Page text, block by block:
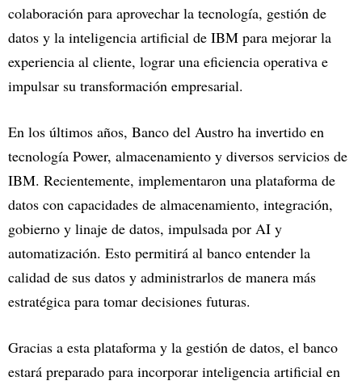
colaboración para aprovechar la tecnología, gestión de
datos y la inteligencia artificial de IBM para mejorar la
experiencia al cliente, lograr una eficiencia operativa e
impulsar su transformación empresarial.
En los últimos años, Banco del Austro ha invertido en
tecnología Power, almacenamiento y diversos servicios de
IBM. Recientemente, implementaron una plataforma de
datos con capacidades de almacenamiento, integración,
gobierno y linaje de datos, impulsada por AI y
automatización. Esto permitirá al banco entender la
calidad de sus datos y administrarlos de manera más
estratégica para tomar decisiones futuras.
Gracias a esta plataforma y la gestión de datos, el banco
estará preparado para incorporar inteligencia artificial en